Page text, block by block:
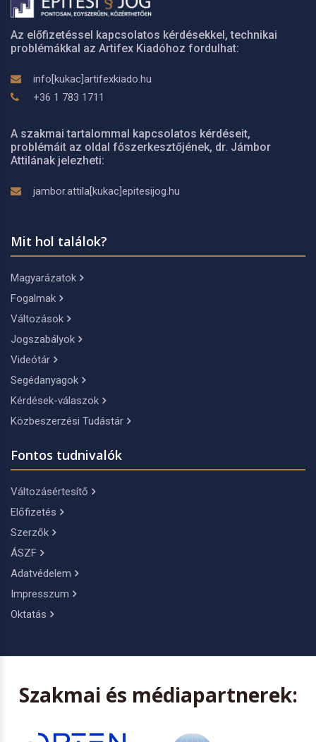
Az előfizetéssel kapcsolatos kérdésekkel, technikai
problémákkal az Artifex Kiadóhoz fordulhat:
info[kukac]artifexkiado.hu
+36 1 783 1711
A szakmai tartalommal kapcsolatos kérdéseit,
problémáit az oldal főszerkesztőjének, dr. Jámbor
Attilának jelezheti:
jambor.attila[kukac]epitesijog.hu
Mit hol találok?
Magyarázatok
Fogalmak
Változások
Jogszabályok
Videótár
Segédanyagok
Kérdések-válaszok
Közbeszerzési Tudástár
Fontos tudnivalók
Változásértesítő
Előfizetés
Szerzők
ÁSZF
Adatvédelem
Impresszum
Oktatás
Szakmai és médiapartnerek: